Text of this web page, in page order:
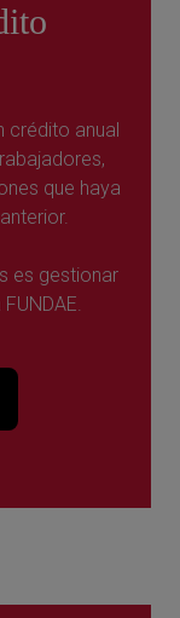
crédito anual
que haya
es gestionar
FUNDAE.